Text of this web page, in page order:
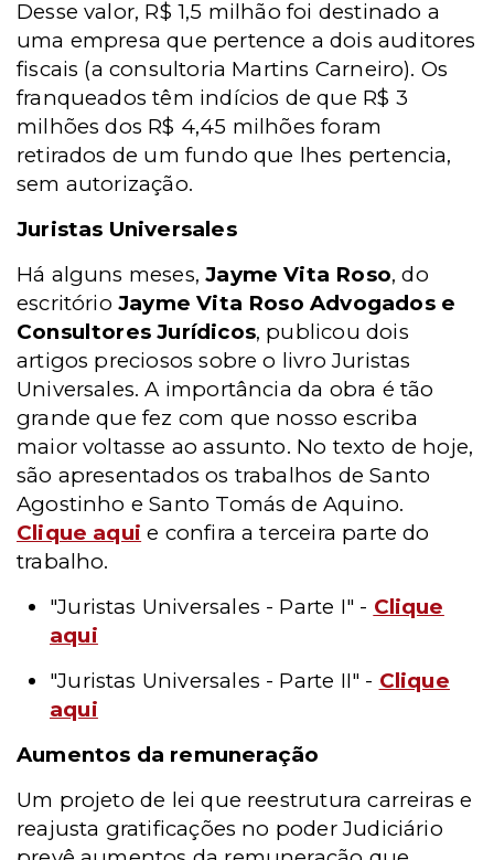
Desse valor, R$ 1,5 milhão foi destinado a
uma empresa que pertence a dois auditores
fiscais (a consultoria Martins Carneiro). Os
franqueados têm indícios de que R$ 3
milhões dos R$ 4,45 milhões foram
retirados de um fundo que lhes pertencia,
sem autorização.
Juristas Universales
Há alguns meses,Jayme Vita Roso, do
escritórioJayme Vita Roso Advogados e
Consultores Jurídicos, publicou dois
artigos preciosos sobre o livro Juristas
Universales. A importância da obra é tão
grande que fez com que nosso escriba
maior voltasse ao assunto. No texto de hoje,
são apresentados os trabalhos de Santo
Agostinho e Santo Tomás de Aquino.
Clique aqui e confira a terceira parte do
trabalho.
"Juristas Universales - Parte I" - Clique
aqui
"Juristas Universales - Parte II" - Clique
aqui
Aumentos da remuneração
Um projeto de lei que reestrutura carreiras e
reajusta gratificações no poder Judiciário